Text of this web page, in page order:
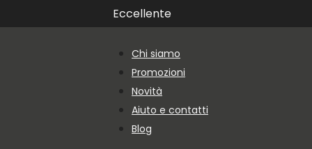
Vai al contenuto principale
Vai al piè di paginaEccellente
Chi siamo
Promozioni
Novità
Aiuto e contatti
Blog